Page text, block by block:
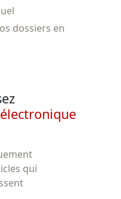
dossiers en
qui